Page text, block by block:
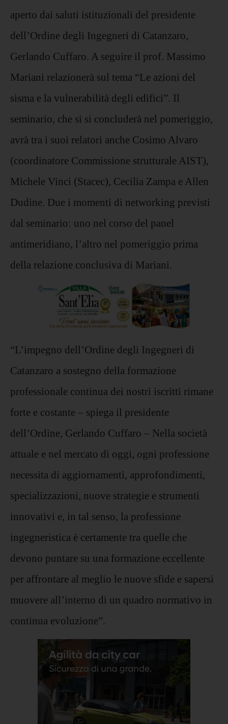
aperto dai saluti istituzionali del presidente
dell’Ordine degli Ingegneri di Catanzaro,
Gerlando Cuffaro. A seguire il prof. Massimo
Mariani relazionerà sul tema “Le azioni del
sisma e la vulnerabilità degli edifici”. Il
seminario, che si si concluderà nel pomeriggio,
avrà tra i suoi relatori anche Cosimo Alvaro
(coordinatore Commissione strutturale AIST),
Michele Vinci (Stacec), Cecilia Zampa e Allen
Dudine. Due i momenti di networking previsti
dal seminario: uno nel corso del panel
antimeridiano, l’altro nel pomeriggio prima
della relazione conclusiva di Mariani.
“L’impegno dell’Ordine degli Ingegneri di
Catanzaro a sostegno della formazione
professionale continua dei nostri iscritti rimane
forte e costante – spiega il presidente
dell’Ordine, Gerlando Cuffaro – Nella società
attuale e nel mercato di oggi, ogni professione
necessita di aggiornamenti, approfondimenti,
specializzazioni, nuove strategie e strumenti
innovativi e, in tal senso, la professione
ingegneristica è certamente tra quelle che
devono puntare su una formazione eccellente
per affrontare al meglio le nuove sfide e sapersi
muovere all’interno di un quadro normativo in
continua evoluzione”.